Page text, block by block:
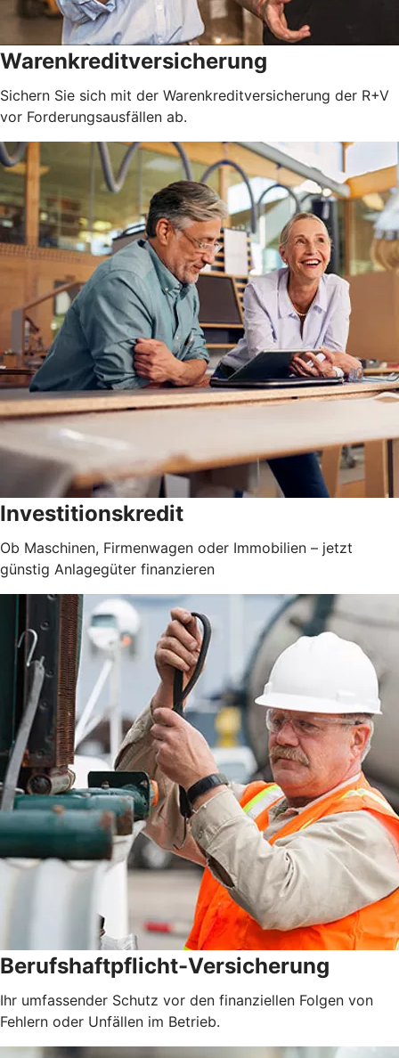
Warenkreditversicherung
Sichern Sie sich mit der Warenkreditversicherung der R+V
vor Forderungsausfällen ab.
Investitionskredit
Ob Maschinen, Firmenwagen oder Immobilien – jetzt
günstig Anlagegüter finanzieren
Berufshaftpflicht-Versicherung
Ihr umfassender Schutz vor den finanziellen Folgen von
Fehlern oder Unfällen im Betrieb.